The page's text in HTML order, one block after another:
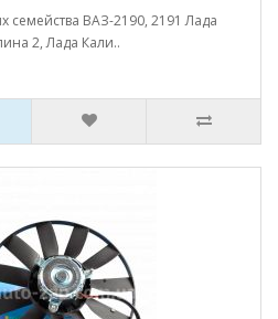
ВАЗ-2190, 2191 Лада
2, Лада Кали..